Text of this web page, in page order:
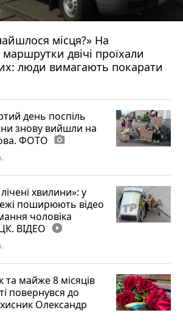
місця?» На
двічі проїхали
люди вимагають покарати
день поспіль
знову вийшли на
ФОТО photo_camera
хвилини»: у
поширюють відео
чоловіка
ВІДЕО play_circle_filled
та майже 8 місяців
повернувся до
Олександр